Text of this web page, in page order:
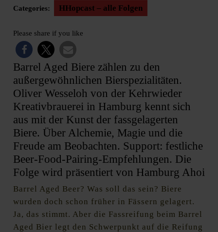
Categories: HHopcast – alle Folgen
Please share if you like
Barrel Aged Biere zählen zu den
außergewöhnlichen Bierspezialitäten.
Oliver Wesseloh von der Kehrwieder
Kreativbrauerei in Hamburg kennt sich
aus mit der Kunst der fassgelagerten
Biere. Über Alchemie, Magie und die
Freude am Beobachten. Support: festliche
Beer-Food-Pairing-Empfehlungen. Die
Folge wird präsentiert von Hamburg Ahoi
Barrel Aged Beer? Was soll das sein? Biere
wurden doch schon früher in Fässern gelagert.
Ja, das stimmt. Aber die Fassreifung beim Barrel
Aged Bier legt den Schwerpunkt auf die Reifung